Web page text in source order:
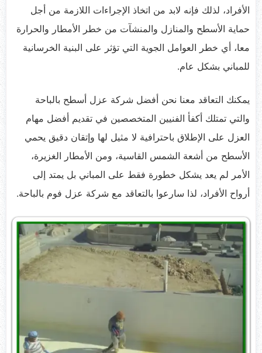
الأفراد، لذلك فإنه لابد من اتخاذ الإجراءات اللازمة من أجل
حماية الأسطح والمنازل والمنشآت من خطر الأمطار والحرارة
معا، أي خطر العوامل الجوية التي تؤثر على البنية الخرسانية
للمباني بشكل عام.
يمكنك التعاقد معنا نحن أفضل شركة عزل أسطح بالباحة
والتي تمتلك أكفأ الفنيين المتخصصين في تقديم أفضل مهام
العزل على الإطلاق باحترافية لا مثيل لها وإتقان دقيق يحمي
الأسطح من أشعة الشمس القاسية، ومن الأمطار الغزيرة،
الأمر لم يعد يشكل خطورة فقط على المباني بل يمتد إلى
أرواح الأفراد، لذا سارعوا بالتعاقد مع شركة عزل فوم بالباحة.